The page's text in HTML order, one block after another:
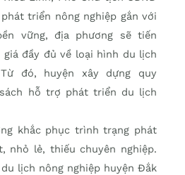
triển nông nghiệp gắn với
vững, địa phương sẽ tiến
giá đầy đủ về loại hình du lịch
đó, huyện xây dựng quy
hỗ trợ phát triển du lịch
khắc phục trình trạng phát
nhỏ lẻ, thiếu chuyên nghiệp.
lịch nông nghiệp huyện Đắk